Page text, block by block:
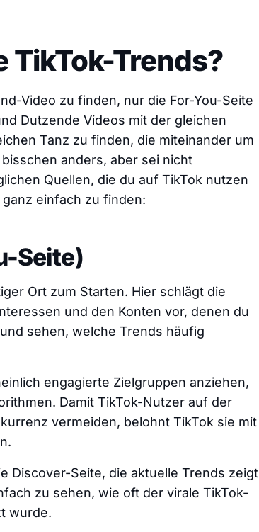
TikTok-Trends?
Video zu finden, nur die For-You-Seite
Dutzende Videos mit der gleichen
Tanz zu finden, die miteinander um
anders, aber sei nicht
Quellen, die du auf TikTok nutzen
einfach zu finden:
Seite)
Ort zum Starten. Hier schlägt die
und den Konten vor, denen du
sehen, welche Trends häufig
engagierte Zielgruppen anziehen,
Damit TikTok-Nutzer auf der
vermeiden, belohnt TikTok sie mit
Discover-Seite, die aktuelle Trends zeigt
zu sehen, wie oft der virale TikTok-
wurde.